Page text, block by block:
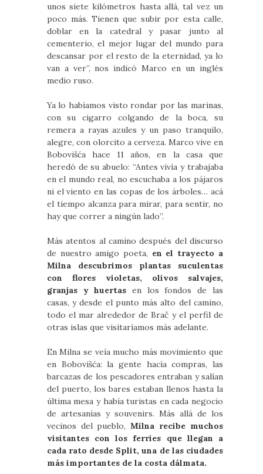
unos siete kilómetros hasta allá, tal vez un
poco más. Tienen que subir por esta calle,
doblar en la catedral y pasar junto al
cementerio, el mejor lugar del mundo para
descansar por el resto de la eternidad, ya lo
van a ver”, nos indicó Marco en un inglés
medio ruso.
Ya lo habíamos visto rondar por las marinas,
con su cigarro colgando de la boca, su
remera a rayas azules y un paso tranquilo,
alegre, con olorcito a cerveza. Marco vive en
Bobovišća hace 11 años, en la casa que
heredó de su abuelo: “Antes vivía y trabajaba
en el mundo real, no escuchaba a los pájaros
ni el viento en las copas de los árboles… acá
el tiempo alcanza para mirar, para sentir, no
hay que correr a ningún lado”.
Más atentos al camino después del discurso
de nuestro amigo poeta, en el trayecto a
Milna descubrimos plantas suculentas
con flores violetas, olivos salvajes,
granjas y huertas en los fondos de las
casas, y desde el punto más alto del camino,
todo el mar alrededor de Brač y el perfil de
otras islas que visitaríamos más adelante.
En Milna se veía mucho más movimiento que
en Bobovišća: la gente hacía compras, las
barcazas de los pescadores entraban y salían
del puerto, los bares estaban llenos hasta la
última mesa y había turistas en cada negocio
de artesanías y souvenirs. Más allá de los
vecinos del pueblo,Milna recibe muchos
visitantes con los ferries que llegan a
cada rato desde Split, una de las ciudades
más importantes de la costa dálmata.